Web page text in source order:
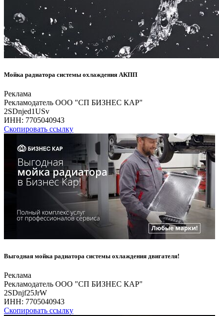
Мойка радиатора системы охлаждения АКПП
Реклама
Рекламодатель ООО "СП БИЗНЕС КАР"
2SDnjed1USv
ИНН: 7705040943
Скопировать ссылку
Выгодная мойка радиатора системы охлаждения двигателя!
Реклама
Рекламодатель ООО "СП БИЗНЕС КАР"
2SDnjf25JrW
ИНН: 7705040943
Скопировать ссылку